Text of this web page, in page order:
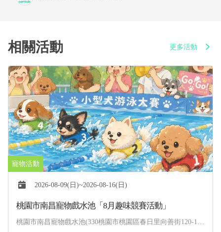
相關活動 更多活動
2026-08-09(日)~2026-08-16(日)
桃園市南昌寵物戲水池「8月趣味競賽活動」
桃園市南昌寵物戲水池(330桃園市桃園區春日里向善街120-1